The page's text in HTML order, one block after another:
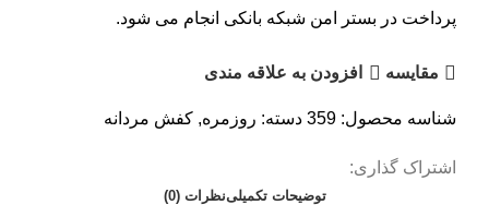
پرداخت در بستر امن شبکه بانکی انجام می شود.
مقايسه افزودن به علاقه مندی
شناسه محصول: 359 دسته: روزمره, کفش مردانه
اشتراک گذاری:
توضیحات تکمیلینظرات (0)